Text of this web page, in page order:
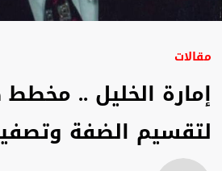
مقالات
إمارة الخليل ..
لتقسيم الضفة